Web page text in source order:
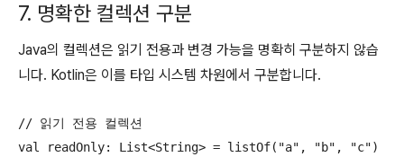
7. 명확한 컬렉션 구분
Java의 컬렉션은 읽기 전용과 변경 가능을 명확히 구분하지 않습
니다. Kotlin은 이를 타입 시스템 차원에서 구분합니다.
// 읽기 전용 컬렉션
val readOnly: List<String> = listOf("a", "b", "c")